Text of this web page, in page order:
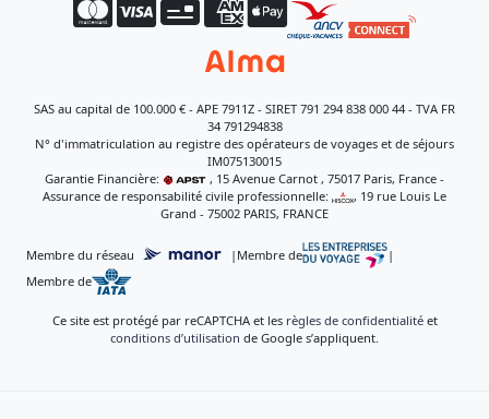
SAS au capital de 100.000 € - APE 7911Z - SIRET 791 294 838 000 44 - TVA FR
34 791294838
N° d'immatriculation au registre des opérateurs de voyages et de séjours
IM075130015
Garantie Financière:
, 15 Avenue Carnot , 75017 Paris, France -
Assurance de responsabilité civile professionnelle:
, 19 rue Louis Le
Grand - 75002 PARIS, FRANCE
Membre du réseau | Membre de
|
Membre de
Ce site est protégé par reCAPTCHA et les règles de confidentialitéet
conditions d’utilisation de Google s’appliquent.